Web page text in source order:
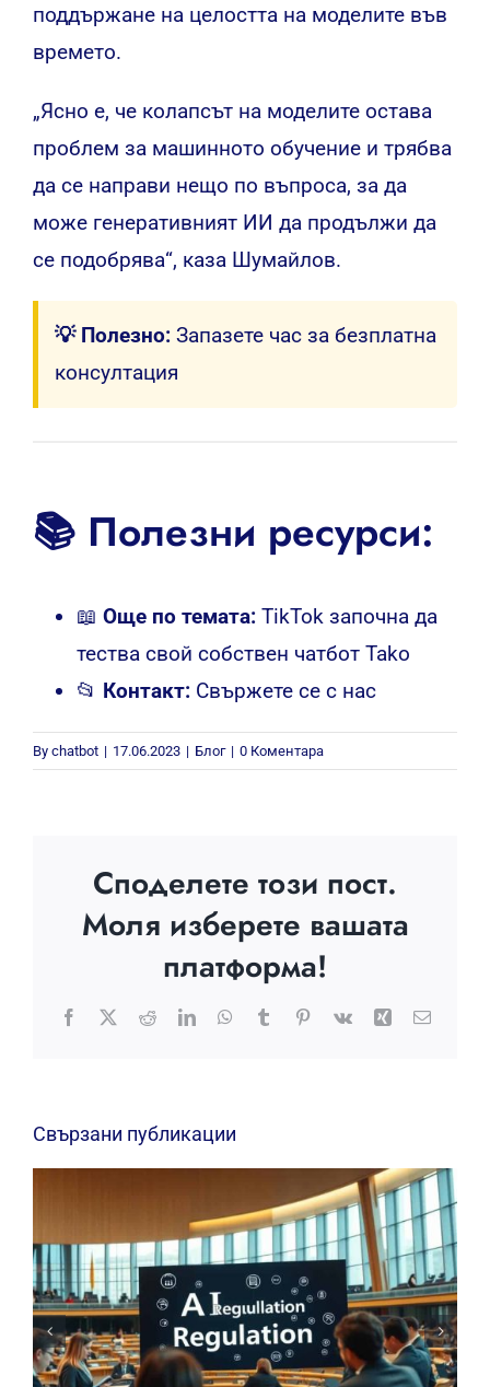
поддържане на целостта на моделите във
времето.
„Ясно е, че колапсът на моделите остава
проблем за машинното обучение и трябва
да се направи нещо по въпроса, за да
може генеративният ИИ да продължи да
се подобрява“, каза Шумайлов.
💡 Полезно: Запазете час за безплатна
консултация
📚 Полезни ресурси:
📖 Още по темата: TikTok започна да
тества свой собствен чатбот Tako
📂 Контакт: Свържете се с нас
By chatbot | 17.06.2023 | Блог | 0 Коментара
Споделете този пост.
Моля изберете вашата
платформа!
Facebook
X RedditLinkedInWhatsApp
TumblrPinterest
Vk Xing
Свързани публикации